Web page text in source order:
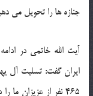
جنازه ها را تحویل می
آیت الله خاتمی در
ایران گفت: تسلیت آل
465 نفر از عزیزان